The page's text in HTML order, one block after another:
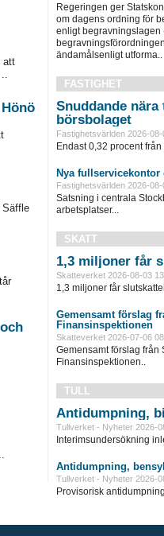
att
Säffle
Regeringen ger
om dagens ordning för
enligt begravningslagen
ändamålsenligt utforma..
FASTIGHET
Snuddande
börsbolaget
Fastighetsvärlden 2026-08-
Endast 0,32 procent
Nya
Fastighetsvärlden 2026-08-
Satsning i centrala
arbetsplatser...
SKATT
1,3 miljoner får
Skatteverket 2026-08-03
1,3 miljoner får
Gemensamt förslag
Finansinspektionen
Skatteverket 2026-07-06
Gemensamt förslag från
Finansinspektionen..
TULL
Antidumpning,
Tullverket - Nyheter 2026-
Interimsundersökning
Antidumpning,
Tullverket - Nyheter 2026-
Provisorisk